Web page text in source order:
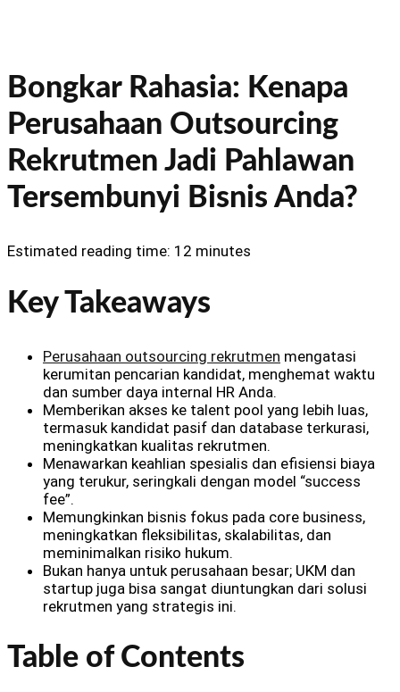
Bongkar Rahasia: Kenapa
Perusahaan Outsourcing
Rekrutmen Jadi Pahlawan
Tersembunyi Bisnis Anda?
Estimated reading time: 12 minutes
Key Takeaways
Perusahaan outsourcing rekrutmen mengatasi
kerumitan pencarian kandidat, menghemat waktu
dan sumber daya internal HR Anda.
Memberikan akses ke talent pool yang lebih luas,
termasuk kandidat pasif dan database terkurasi,
meningkatkan kualitas rekrutmen.
Menawarkan keahlian spesialis dan efisiensi biaya
yang terukur, seringkali dengan model “success
fee”.
Memungkinkan bisnis fokus pada core business,
meningkatkan fleksibilitas, skalabilitas, dan
meminimalkan risiko hukum.
Bukan hanya untuk perusahaan besar; UKM dan
startup juga bisa sangat diuntungkan dari solusi
rekrutmen yang strategis ini.
Table of Contents